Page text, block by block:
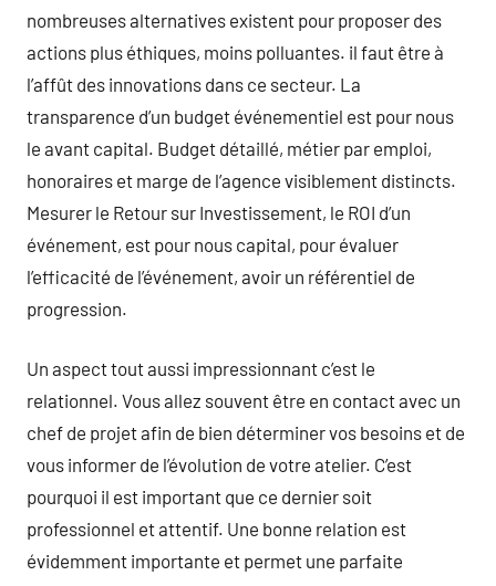
nombreuses alternatives existent pour proposer des
actions plus éthiques, moins polluantes. il faut être à
l’affût des innovations dans ce secteur. La
transparence d’un budget événementiel est pour nous
le avant capital. Budget détaillé, métier par emploi,
honoraires et marge de l’agence visiblement distincts.
Mesurer le Retour sur Investissement, le ROI d’un
événement, est pour nous capital, pour évaluer
l’efficacité de l’événement, avoir un référentiel de
progression.
Un aspect tout aussi impressionnant c’est le
relationnel. Vous allez souvent être en contact avec un
chef de projet afin de bien déterminer vos besoins et de
vous informer de l’évolution de votre atelier. C’est
pourquoi il est important que ce dernier soit
professionnel et attentif. Une bonne relation est
évidemment importante et permet une parfaite